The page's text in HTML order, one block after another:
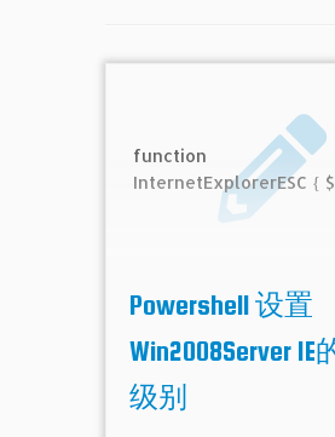
function
InternetExplorerESC {
Powershell 设置
Win2008Server
级别